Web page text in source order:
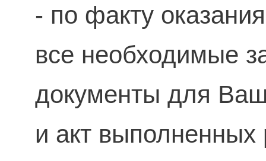
- по факту
все необходимые
документы для
и акт выполненных